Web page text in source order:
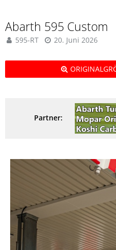
Abarth 595 Custom
595-RT 20. Juni 2026
Partner: